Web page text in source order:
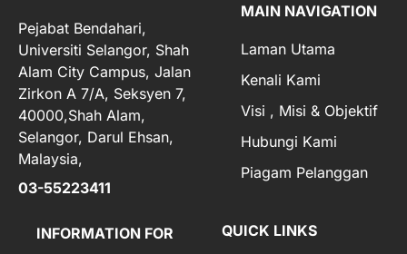
Pejabat Bendahari,
Universiti Selangor, Shah
Alam City Campus, Jalan
Zirkon A 7/A, Seksyen 7,
40000,Shah Alam,
Selangor, Darul Ehsan,
Malaysia,
03-55223411
MAIN NAVIGATION
Laman Utama
Kenali Kami
Visi , Misi & Objektif
Hubungi Kami
Piagam Pelanggan
INFORMATION FOR QUICK LINKS